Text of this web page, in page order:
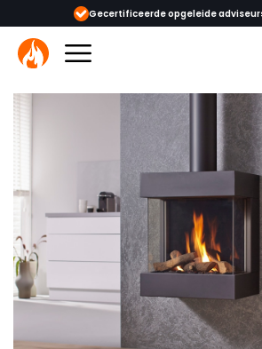
Gecertificeerde opgeleide adviseurs & monteurs